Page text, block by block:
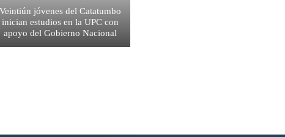
Veintiún jóvenes del Catatumbo
inician estudios en la UPC con
apoyo del Gobierno Nacional